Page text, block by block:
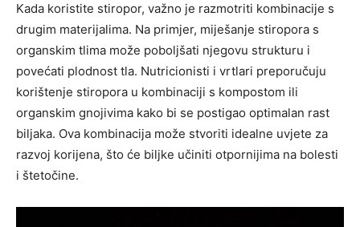
Kada koristite stiropor, važno je razmotriti kombinacije s
drugim materijalima. Na primjer, miješanje stiropora s
organskim tlima može poboljšati njegovu strukturu i
povećati plodnost tla. Nutricionisti i vrtlari preporučuju
korištenje stiropora u kombinaciji s kompostom ili
organskim gnojivima kako bi se postigao optimalan rast
biljaka. Ova kombinacija može stvoriti idealne uvjete za
razvoj korijena, što će biljke učiniti otpornijima na bolesti
i štetočine.